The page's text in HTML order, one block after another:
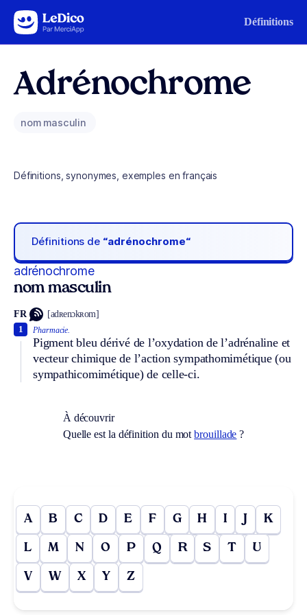
Aller au contenu Définitions
Adrénochrome
nom masculin
Définitions, synonymes, exemples en français
Définitions de “adrénochrome“
adrénochrome
nom masculin
FR [adʀenɔkʀom]
Pharmacie.
Pigment bleu dérivé de l’oxydation de l’adrénaline et
vecteur chimique de l’action sympathomimétique (ou
sympathicomimétique) de celle-ci.
1
À découvrir
Quelle est la définition du motbrouillade ?
A B C D E F G H I J K
L M N O P Q R S T U
V W X Y Z